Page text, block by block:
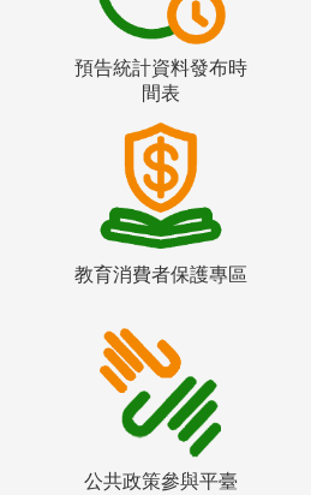
預告統計資料發布時
間表
教育消費者保護專區
公共政策參與平臺